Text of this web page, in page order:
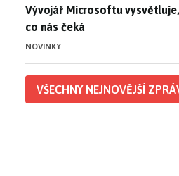
Vývojář Microsoftu vysvětluje,
co nás čeká
NOVINKY
VŠECHNY NEJNOVĚJŠÍ